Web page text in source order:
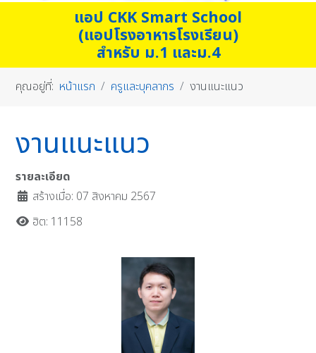
แอป CKK Smart School
(แอปโรงอาหารโรงเรียน)
สำหรับ ม.1 และม.4
คุณอยู่ที่: หน้าแรก ครูและบุคลากร งานแนะแนว
งานแนะแนว
รายละเอียด
สร้างเมื่อ: 07 สิงหาคม 2567
ฮิต: 11158